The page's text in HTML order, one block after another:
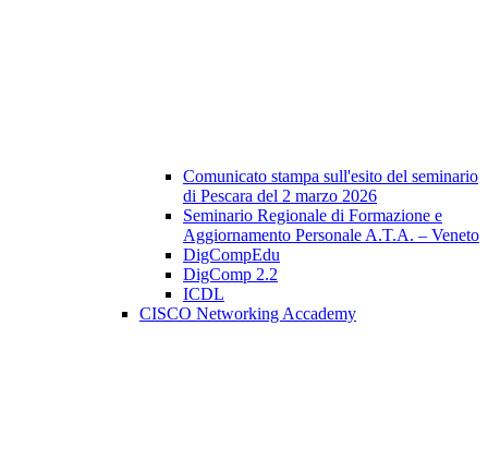
Comunicato stampa sull'esito del seminario
di Pescara del 2 marzo 2026
Seminario Regionale di Formazione e
Aggiornamento Personale A.T.A. – Veneto
DigCompEdu
DigComp 2.2
ICDL
CISCO Networking Accademy